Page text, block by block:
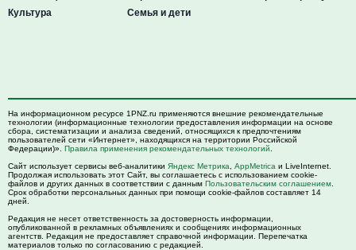
Культура
Семья и дети
На информационном ресурсе 1PNZ.ru применяются внешние рекомендательные
технологии (информационные технологии предоставления информации на основе
сбора, систематизации и анализа сведений, относящихся к предпочтениям
пользователей сети «Интернет», находящихся на территории Российской
Федерации)». Правила применения рекомендательных технологий
Сайт использует сервисы веб-аналитики Яндекс Метрика AppMetrica и LiveInternet.
Продолжая использовать этот Сайт, вы соглашаетесь с использованием cookie-
файлов и других данных в соответствии с данным Пользовательским соглашением
Срок обработки персональных данных при помощи cookie-файлов составляет 14
дней.
Редакция не несет ответственность за достоверность информации,
опубликованной в рекламных объявлениях и сообщениях информационных
агентств. Редакция не предоставляет справочной информации. Перепечатка
материалов только по согласованию с редакцией.